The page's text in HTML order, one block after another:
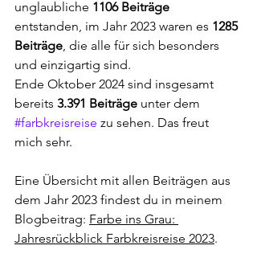
unglaubliche 1106 Beiträge
entstanden, im Jahr 2023 waren es 1285
Beiträge, die alle für sich besonders
und einzigartig sind.
Ende Oktober 2024 sind insgesamt
bereits 3.391 Beiträge unter dem
#farbkreisreise zu sehen. Das freut
mich sehr.
Eine Übersicht mit allen Beiträgen aus
dem Jahr 2023 findest du in meinem
Blogbeitrag: Farbe ins Grau:
Jahresrückblick Farbkreisreise 2023.